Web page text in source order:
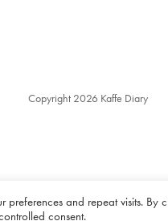
Copyright 2026 Kaffe Diary
and repeat visits. By
consent.